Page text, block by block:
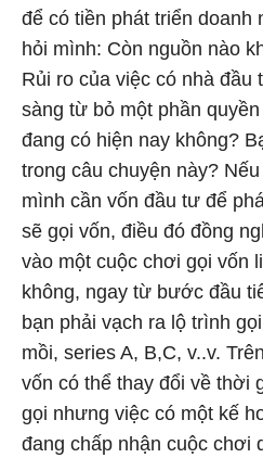
để có tiền phát triển doanh
hỏi mình: Còn nguồn nào
Rủi ro của việc có nhà đầu
sàng từ bỏ một phần
đang có hiện nay không?
trong câu chuyện này?
mình cần vốn đầu tư để
sẽ gọi vốn, điều đó đồng
vào một cuộc chơi gọi vốn
không, ngay từ bước đầu
bạn phải vạch ra lộ trình
mồi, series A, B,C, v..v.
vốn có thể thay đổi về thời
gọi nhưng việc có một kế
đang chấp nhận cuộc chơi